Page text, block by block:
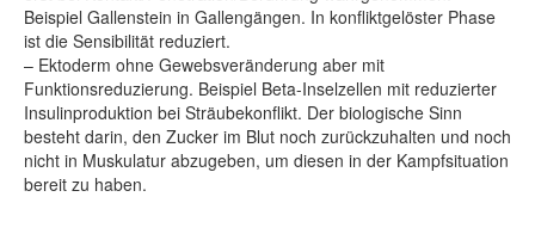
Beispiel Gallenstein in Gallengängen. In konfliktgelöster Phase
ist die Sensibilität reduziert.
– Ektoderm ohne Gewebsveränderung aber mit
Funktionsreduzierung. Beispiel Beta-Inselzellen mit reduzierter
Insulinproduktion bei Sträubekonflikt. Der biologische Sinn
besteht darin, den Zucker im Blut noch zurückzuhalten und noch
nicht in Muskulatur abzugeben, um diesen in der Kampfsituation
bereit zu haben.